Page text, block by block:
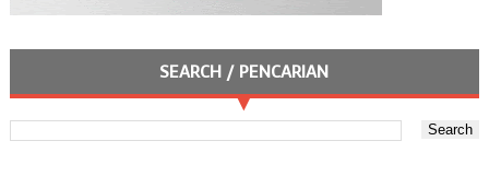
SEARCH / PENCARIAN